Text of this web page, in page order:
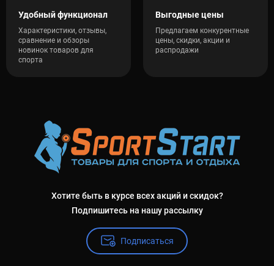
Удобный функционал
Характеристики, отзывы,
сравнение и обзоры
новинок товаров для
спорта
Выгодные цены
Предлагаем конкурентные
цены, скидки, акции и
распродажи
Хотите быть в курсе всех акций и скидок?
Подпишитесь на нашу рассылку
Подписаться